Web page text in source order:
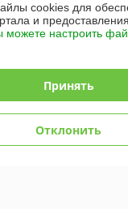
cookies
cookies для
и
можете настроить
Принять
Отклонить